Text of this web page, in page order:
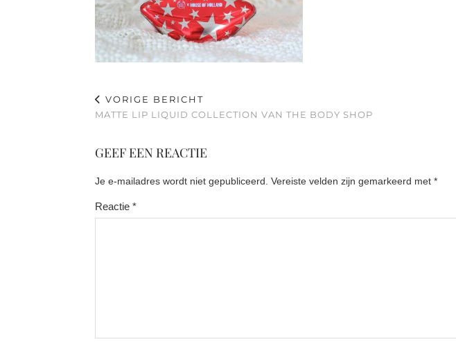
VORIGE BERICHT
MATTE LIP LIQUID COLLECTION VAN THE BODY SHOP
GEEF EEN REACTIE
Je e-mailadres wordt niet gepubliceerd. Vereiste velden zijn gemarkeerd met *
Reactie *